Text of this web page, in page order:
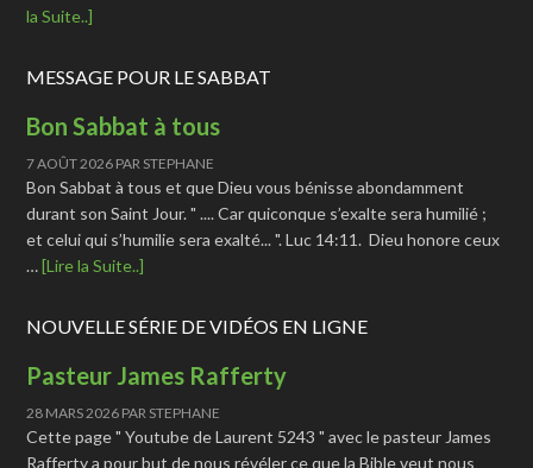
la Suite..]
MESSAGE POUR LE SABBAT
Bon Sabbat à tous
7 AOÛT 2026 PAR STEPHANE
Bon Sabbat à tous et que Dieu vous bénisse abondamment
durant son Saint Jour. " .... Car quiconque s’exalte sera humilié ;
et celui qui s’humilie sera exalté... ". Luc 14:11. Dieu honore ceux
…[Lire la Suite..]
NOUVELLE SÉRIE DE VIDÉOS EN LIGNE
Pasteur James Rafferty
28 MARS 2026 PAR STEPHANE
Cette page " Youtube de Laurent 5243 " avec le pasteur James
Rafferty a pour but de nous révéler ce que la Bible veut nous